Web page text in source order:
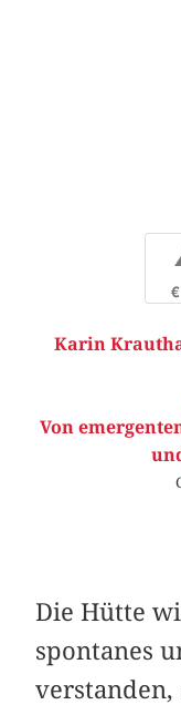
Karin
Von
Die Hütte
spontanes